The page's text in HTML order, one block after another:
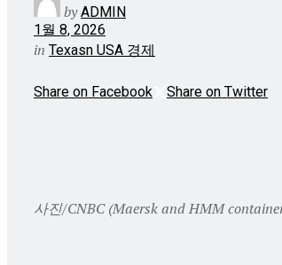
by ADMIN
1월 8, 2026
in Texasn USA 경제
Share on Facebook Share on Twitter
사진/CNBC (Maersk and HMM